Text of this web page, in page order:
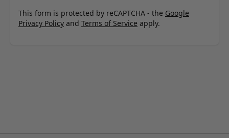
This form is protected by reCAPTCHA - the Google
Privacy Policy and Terms of Service apply.